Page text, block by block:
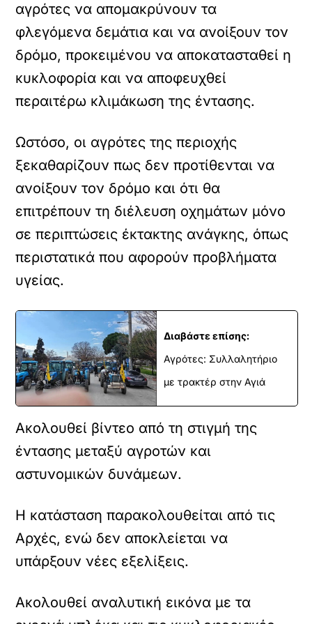
αγρότες να απομακρύνουν τα
φλεγόμενα δεμάτια και να ανοίξουν τον
δρόμο, προκειμένου να αποκατασταθεί η
κυκλοφορία και να αποφευχθεί
περαιτέρω κλιμάκωση της έντασης.
Ωστόσο, οι αγρότες της περιοχής
ξεκαθαρίζουν πως δεν προτίθενται να
ανοίξουν τον δρόμο και ότι θα
επιτρέπουν τη διέλευση οχημάτων μόνο
σε περιπτώσεις έκτακτης ανάγκης, όπως
περιστατικά που αφορούν προβλήματα
υγείας.
Διαβάστε επίσης:
Αγρότες: Συλλαλητήριο
με τρακτέρ στην Αγιά
Ακολουθεί βίντεο από τη στιγμή της
έντασης μεταξύ αγροτών και
αστυνομικών δυνάμεων.
Η κατάσταση παρακολουθείται από τις
Αρχές, ενώ δεν αποκλείεται να
υπάρξουν νέες εξελίξεις.
Ακολουθεί αναλυτική εικόνα με τα